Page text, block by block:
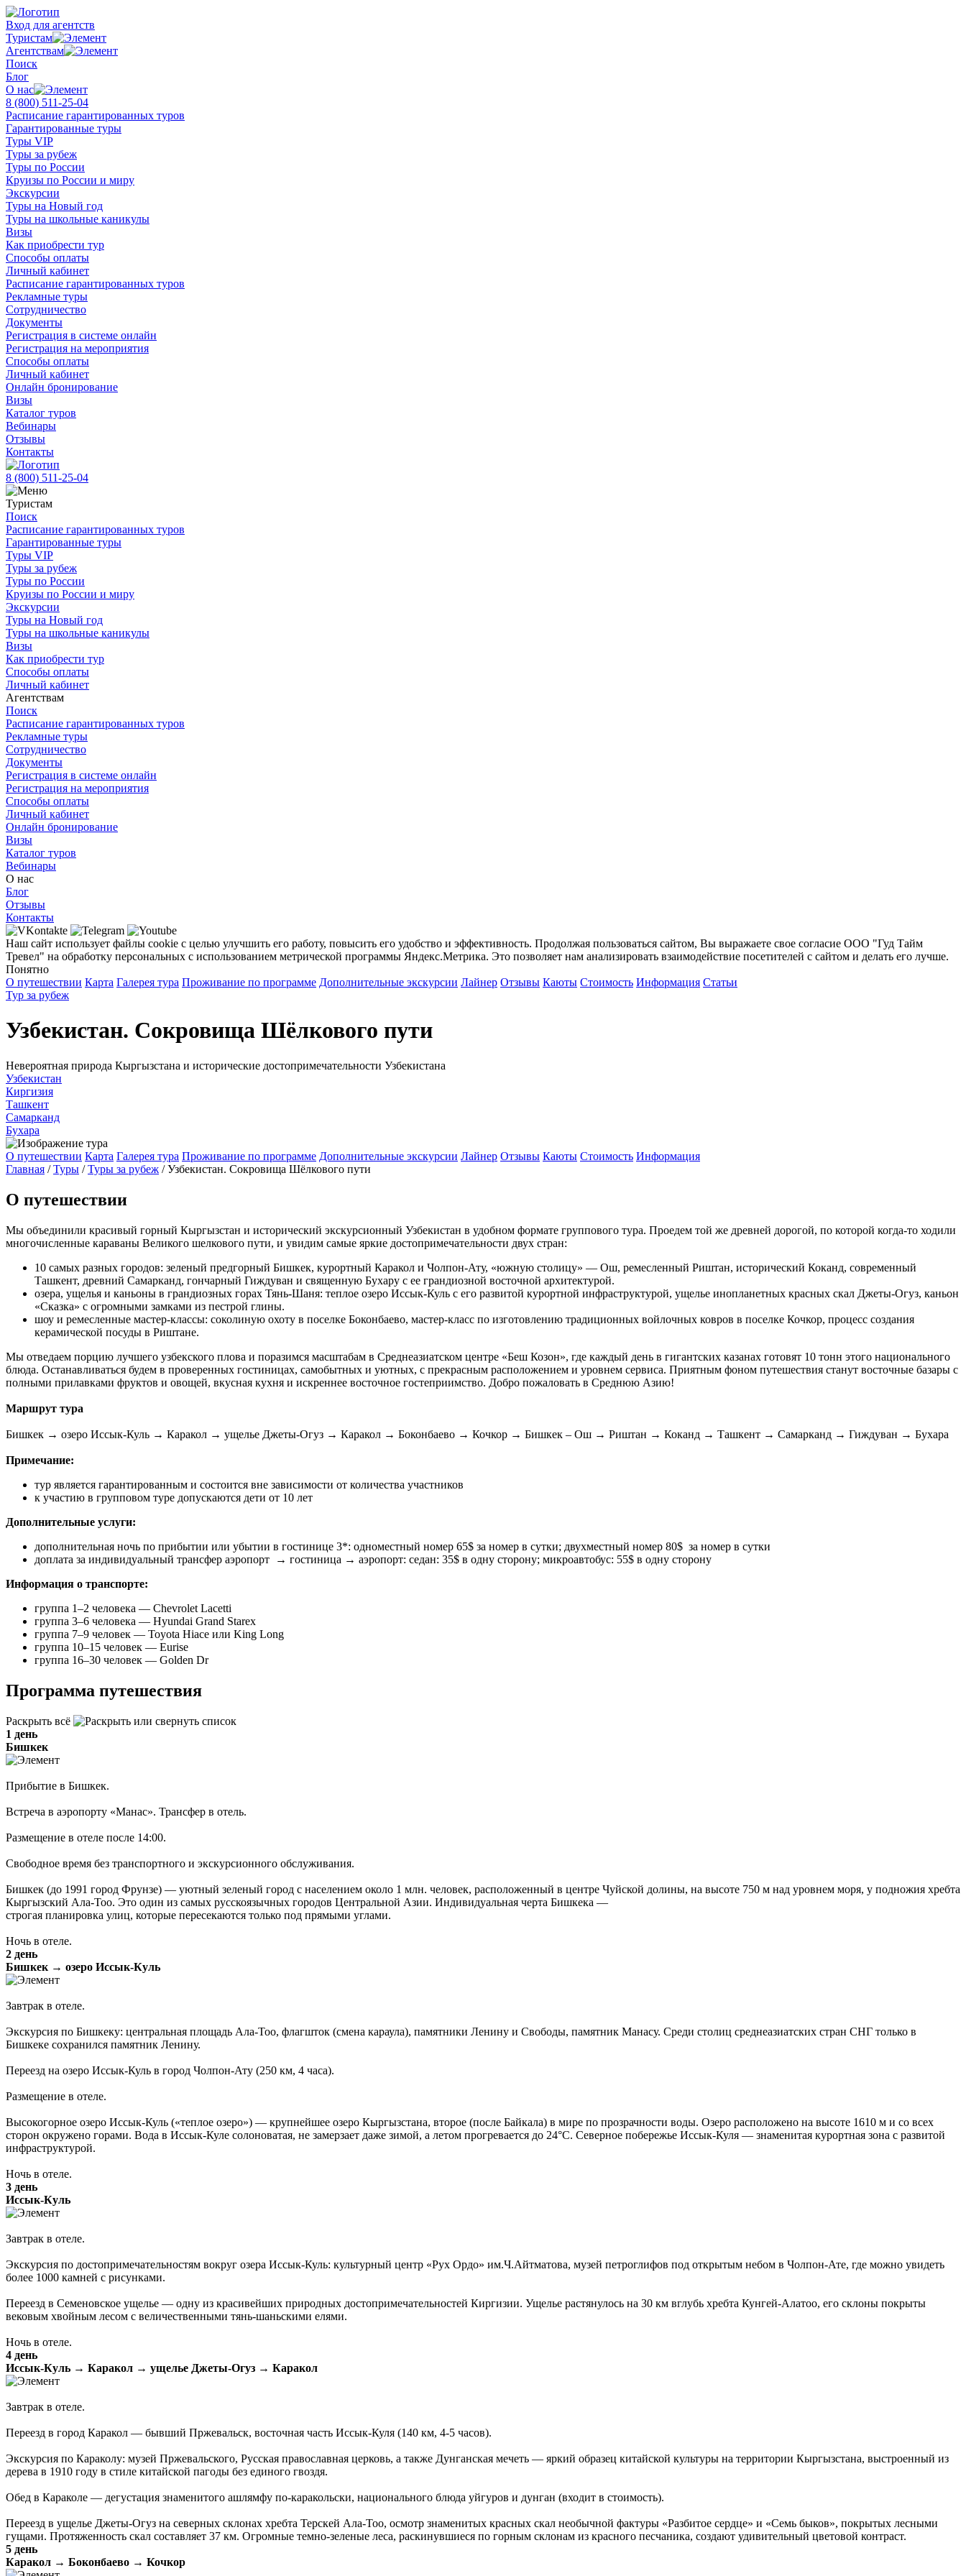
Вход для агентств
Туристам
Агентствам
Поиск
Блог
О нас
8 (800) 511-25-04
Расписание гарантированных туров
Гарантированные туры
Туры VIP
Туры за рубеж
Туры по России
Круизы по России и миру
Экскурсии
Туры на Новый год
Туры на школьные каникулы
Визы
Как приобрести тур
Способы оплаты
Личный кабинет
Расписание гарантированных туров
Рекламные туры
Сотрудничество
Документы
Регистрация в системе онлайн
Регистрация на мероприятия
Способы оплаты
Личный кабинет
Онлайн бронирование
Визы
Каталог туров
Вебинары
Отзывы
Контакты
8 (800) 511-25-04
Туристам
Поиск
Расписание гарантированных туров
Гарантированные туры
Туры VIP
Туры за рубеж
Туры по России
Круизы по России и миру
Экскурсии
Туры на Новый год
Туры на школьные каникулы
Визы
Как приобрести тур
Способы оплаты
Личный кабинет
Агентствам
Поиск
Расписание гарантированных туров
Рекламные туры
Сотрудничество
Документы
Регистрация в системе онлайн
Регистрация на мероприятия
Способы оплаты
Личный кабинет
Онлайн бронирование
Визы
Каталог туров
Вебинары
О нас
Блог
Отзывы
Контакты
Наш сайт использует файлы cookie с целью улучшить его работу, повысить его удобство и эффективность. Продолжая пользоваться сайтом, Вы выражаете свое согласие ООО "Гуд Тайм
Тревел" на обработку персональных с использованием метрической программы Яндекс.Метрика. Это позволяет нам анализировать взаимодействие посетителей с сайтом и делать его лучше.
Понятно
О путешествии Карта Галерея тура Проживание по программе Дополнительные экскурсии Лайнер Отзывы Каюты Стоимость Информация Статьи
Тур за рубеж
Узбекистан. Сокровища Шёлкового пути
Невероятная природа Кыргызстана и исторические достопримечательности Узбекистана
Узбекистан
Киргизия
Ташкент
Самарканд
Бухара
О путешествии Карта Галерея тура Проживание по программе Дополнительные экскурсии Лайнер Отзывы Каюты Стоимость Информация
Главная /Туры /Туры за рубеж /Узбекистан. Сокровища Шёлкового пути
О путешествии
Мы объединили красивый горный Кыргызстан и исторический экскурсионный Узбекистан в удобном формате группового тура. Проедем той же древней дорогой, по которой когда-то ходили
многочисленные караваны Великого шелкового пути, и увидим самые яркие достопримечательности двух стран:
10 самых разных городов: зеленый предгорный Бишкек, курортный Каракол и Чолпон-Ату, «южную столицу» — Ош, ремесленный Риштан, исторический Коканд, современный
Ташкент, древний Самарканд, гончарный Гиждуван и священную Бухару с ее грандиозной восточной архитектурой.
озера, ущелья и каньоны в грандиозных горах Тянь-Шаня: теплое озеро Иссык-Куль с его развитой курортной инфраструктурой, ущелье инопланетных красных скал Джеты-Огуз, каньон
«Сказка» с огромными замками из пестрой глины.
шоу и ремесленные мастер-классы: соколиную охоту в поселке Боконбаево, мастер-класс по изготовлению традиционных войлочных ковров в поселке Кочкор, процесс создания
керамической посуды в Риштане.
Мы отведаем порцию лучшего узбекского плова и поразимся масштабам в Среднеазиатском центре «Беш Козон», где каждый день в гигантских казанах готовят 10 тонн этого национального
блюда. Останавливаться будем в проверенных гостиницах, самобытных и уютных, с прекрасным расположением и уровнем сервиса. Приятным фоном путешествия станут восточные базары с
полными прилавками фруктов и овощей, вкусная кухня и искреннее восточное гостеприимство. Добро пожаловать в Среднюю Азию!
Маршрут тура
Бишкек → озеро Иссык-Куль → Каракол → ущелье Джеты-Огуз → Каракол → Боконбаево → Кочкор → Бишкек – Ош → Риштан → Коканд → Ташкент → Самарканд → Гиждуван → Бухара
Примечание:
тур является гарантированным и состоится вне зависимости от количества участников
к участию в групповом туре допускаются дети от 10 лет
Дополнительные услуги:
дополнительная ночь по прибытии или убытии в гостинице 3*: одноместный номер 65$ за номер в сутки; двухместный номер 80$ за номер в сутки
доплата за индивидуальный трансфер аэропорт → гостиница → аэропорт: седан: 35$ в одну сторону; микроавтобус: 55$ в одну сторону
Информация о транспорте:
группа 1–2 человека — Chevrolet Lacetti
группа 3–6 человека — Hyundai Grand Starex
группа 7–9 человек — Toyota Hiace или King Long
группа 10–15 человек — Eurise
группа 16–30 человек — Golden Dr
Программа путешествия
Раскрыть всё
1 день
Бишкек
Прибытие в Бишкек.
Встреча в аэропорту «Манас». Трансфер в отель.
Размещение в отеле после 14:00.
Свободное время без транспортного и экскурсионного обслуживания.
Бишкек (до 1991 город Фрунзе) — уютный зеленый город с населением около 1 млн. человек, расположенный в центре Чуйской долины, на высоте 750 м над уровнем моря, у подножия хребта
Кыргызский Ала-Тоо. Это один из самых русскоязычных городов Центральной Азии. Индивидуальная черта Бишкека —
строгая планировка улиц, которые пересекаются только под прямыми углами.
Ночь в отеле.
2 день
Бишкек → озеро Иссык-Куль
Завтрак в отеле.
Экскурсия по Бишкеку: центральная площадь Ала-Тоо, флагшток (смена караула), памятники Ленину и Свободы, памятник Манасу. Среди столиц среднеазиатских стран СНГ только в
Бишкеке сохранился памятник Ленину.
Переезд на озеро Иссык-Куль в город Чолпон-Ату (250 км, 4 часа).
Размещение в отеле.
Высокогорное озеро Иссык-Куль («теплое озеро») — крупнейшее озеро Кыргызстана, второе (после Байкала) в мире по прозрачности воды. Озеро расположено на высоте 1610 м и со всех
сторон окружено горами. Вода в Иссык-Куле солоноватая, не замерзает даже зимой, а летом прогревается до 24°С. Северное побережье Иссык-Куля — знаменитая курортная зона с развитой
инфраструктурой.
Ночь в отеле.
3 день
Иссык-Куль
Завтрак в отеле.
Экскурсия по достопримечательностям вокруг озера Иссык-Куль: культурный центр «Рух Ордо» им.Ч.Айтматова, музей петроглифов под открытым небом в Чолпон-Ате, где можно увидеть
более 1000 камней с рисунками.
Переезд в Семеновское ущелье — одну из красивейших природных достопримечательностей Киргизии. Ущелье растянулось на 30 км вглубь хребта Кунгей-Алатоо, его склоны покрыты
вековым хвойным лесом с величественными тянь-шаньскими елями.
Ночь в отеле.
4 день
Иссык-Куль → Каракол → ущелье Джеты-Огуз → Каракол
Завтрак в отеле.
Переезд в город Каракол — бывший Пржевальск, восточная часть Иссык-Куля (140 км, 4-5 часов).
Экскурсия по Караколу: музей Пржевальского, Русская православная церковь, а также Дунганская мечеть — яркий образец китайской культуры на территории Кыргызстана, выстроенный из
дерева в 1910 году в стиле китайской пагоды без единого гвоздя.
Обед в Караколе — дегустация знаменитого ашлямфу по-каракольски, национального блюда уйгуров и дунган (входит в стоимость).
Переезд в ущелье Джеты-Огуз на северных склонах хребта Терскей Ала-Тоо, осмотр знаменитых красных скал необычной фактуры «Разбитое сердце» и «Семь быков», покрытых лесными
гущами. Протяженность скал составляет 37 км. Огромные темно-зеленые леса, раскинувшиеся по горным склонам из красного песчаника, создают удивительный цветовой контраст.
5 день
Каракол → Боконбаево → Кочкор